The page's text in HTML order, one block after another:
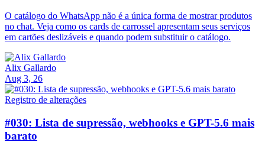
O catálogo do WhatsApp não é a única forma de mostrar produtos
no chat. Veja como os cards de carrossel apresentam seus serviços
em cartões deslizáveis e quando podem substituir o catálogo.
Alix Gallardo
Aug 3, 26
Registro de alterações
#030: Lista de supressão, webhooks e GPT-5.6 mais
barato